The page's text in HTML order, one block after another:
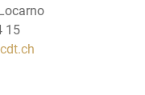
15